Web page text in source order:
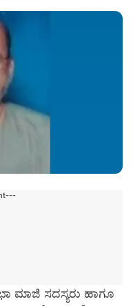
ಮಾಜಿ ಸದಸ್ಯರು ಹಾಗೂ